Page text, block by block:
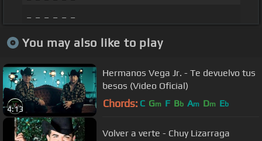
You may also like to play
4:13
Hermanos Vega Jr. - Te devuelvo tus
besos (Video Oficial)
Chords: C Gm F Bb Am Dm Eb
Volver a verte - Chuy Lizarraga